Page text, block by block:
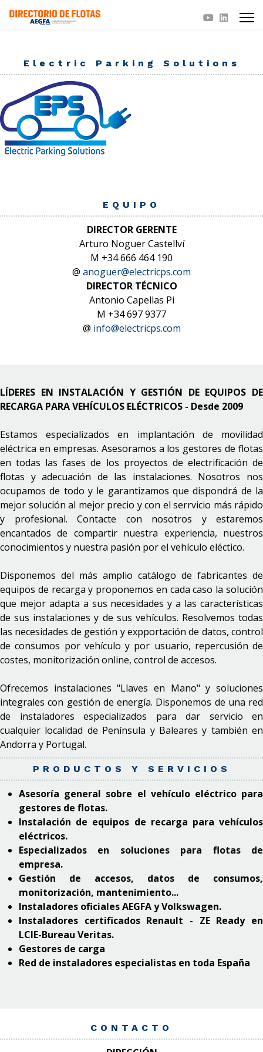
Electric Parking Solutions
EQUIPO
DIRECTOR GERENTE
Arturo Noguer Castellví
M +34 666 464 190
@ anoguer@electricps.com
DIRECTOR TÉCNICO
Antonio Capellas Pi
M +34 697 9377
@ info@electricps.com
LÍDERES EN INSTALACIÓN Y GESTIÓN DE EQUIPOS DE
RECARGA PARA VEHÍCULOS ELÉCTRICOS - Desde 2009
Estamos especializados en implantación de movilidad
eléctrica en empresas. Asesoramos a los gestores de flotas
en todas las fases de los proyectos de electrificación de
flotas y adecuación de las instalaciones. Nosotros nos
ocupamos de todo y le garantizamos que dispondrá de la
mejor solución al mejor precio y con el serrvicio más rápido
y profesional. Contacte con nosotros y estaremos
encantados de compartir nuestra experiencia, nuestros
conocimientos y nuestra pasión por el vehículo eléctico.
Disponemos del más amplio catálogo de fabricantes de
equipos de recarga y proponemos en cada caso la solución
que mejor adapta a sus necesidades y a las características
de sus instalaciones y de sus vehículos. Resolvemos todas
las necesidades de gestión y expportación de datos, control
de consumos por vehículo y por usuario, repercusión de
costes, monitorización online, control de accesos.
Ofrecemos instalaciones "Llaves en Mano" y soluciones
integrales con gestión de energía. Disponemos de una red
de instaladores especializados para dar servicio en
cualquier localidad de Península y Baleares y también en
Andorra y Portugal.
PRODUCTOS Y SERVICIOS
Asesoría general sobre el vehículo eléctrico para
gestores de flotas.
Instalación de equipos de recarga para vehículos
eléctricos.
Especializados en soluciones para flotas de
empresa.
Gestión de accesos, datos de consumos,
monitorización, mantenimiento...
Instaladores oficiales AEGFA y Volkswagen.
Instaladores certificados Renault - ZE Ready en
LCIE-Bureau Veritas.
Gestores de carga
Red de instaladores especialistas en toda España
CONTACTO